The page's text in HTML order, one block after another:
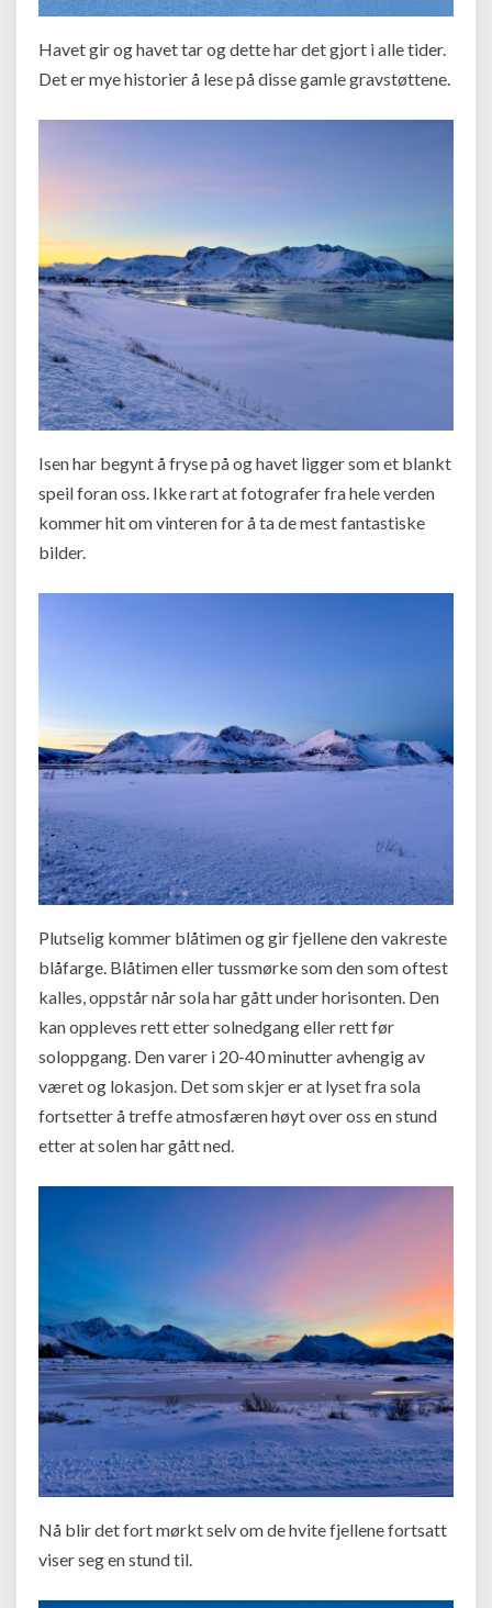
Havet gir og havet tar og dette har det gjort i alle tider.
Det er mye historier å lese på disse gamle gravstøttene.
Isen har begynt å fryse på og havet ligger som et blankt
speil foran oss. Ikke rart at fotografer fra hele verden
kommer hit om vinteren for å ta de mest fantastiske
bilder.
Plutselig kommer blåtimen og gir fjellene den vakreste
blåfarge. Blåtimen eller tussmørke som den som oftest
kalles, oppstår når sola har gått under horisonten. Den
kan oppleves rett etter solnedgang eller rett før
soloppgang. Den varer i 20-40 minutter avhengig av
været og lokasjon. Det som skjer er at lyset fra sola
fortsetter å treffe atmosfæren høyt over oss en stund
etter at solen har gått ned.
Nå blir det fort mørkt selv om de hvite fjellene fortsatt
viser seg en stund til.